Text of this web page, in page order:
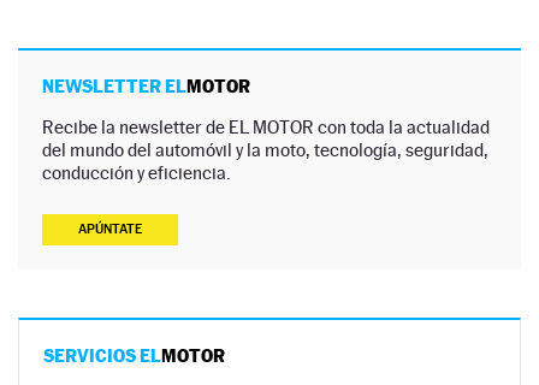
NEWSLETTER ELMOTOR
Recibe la newsletter de EL MOTOR con toda la actualidad
del mundo del automóvil y la moto, tecnología, seguridad,
conducción y eficiencia.
APÚNTATE
SERVICIOS ELMOTOR